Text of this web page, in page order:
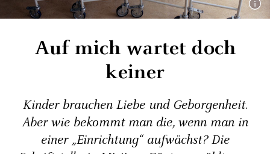
Auf mich wartet doch
keiner
Kinder brauchen Liebe und Geborgenheit.
Aber wie bekommt man die, wenn man in
einer „Einrichtung“ aufwächst? Die